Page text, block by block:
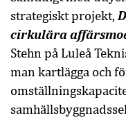
strategiskt projekt,
cirkulära
Stehn på Luleå
man kartlägga och